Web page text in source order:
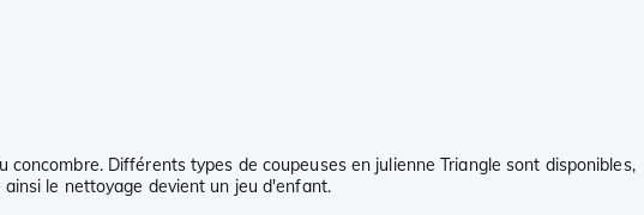
Différents types de coupeuses en julienne Triangle sont disponibles,
le nettoyage devient un jeu d'enfant.